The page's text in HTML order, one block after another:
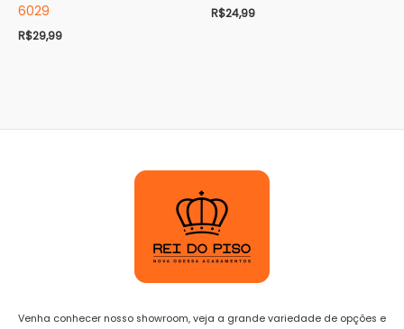
6029
R$29,99
R$24,99
Venha conhecer nosso showroom, veja a grande variedade de opções e